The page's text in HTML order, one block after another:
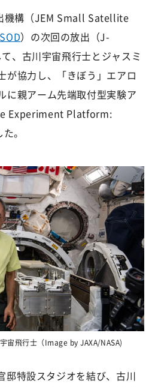
機構（JEM Small Satellite
）の次回の放出（J-
、古川宇宙飛行士とジャスミ
が協力し、「きぼう」エアロ
に親アーム先端取付型実験ア
Experiment Platform:
。
宙飛行士（Image by JAXA/NASA)
邸特設スタジオを結び、古川